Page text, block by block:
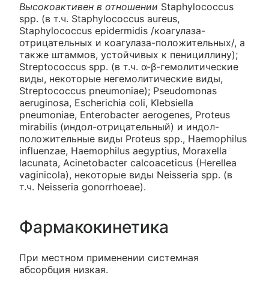
Высокоактивен в отношении Staphylococcus
spp. (в т.ч. Staphylococcus aureus,
Staphylococcus epidermidis /коагулаза-
отрицательных и коагулаза-положительных/, а
также штаммов, устойчивых к пенициллину);
Streptococcus spp. (в т.ч. α-β-гемолитические
виды, некоторые негемолитические виды,
Streptococcus pneumoniae); Pseudomonas
aeruginosa, Escherichia coli, Klebsiella
pneumoniae, Enterobacter aerogenes, Proteus
mirabilis (индол-отрицательный) и индол-
положительные виды Proteus spp., Haemophilus
influenzae, Haemophilus aegyptius, Moraxella
lacunata, Acinetobacter calcoaceticus (Herellea
vaginicola), некоторые виды Neisseria spp. (в
т.ч. Neisseria gonorrhoeae).
Фармакокинетика
При местном применении системная
абсорбция низкая.